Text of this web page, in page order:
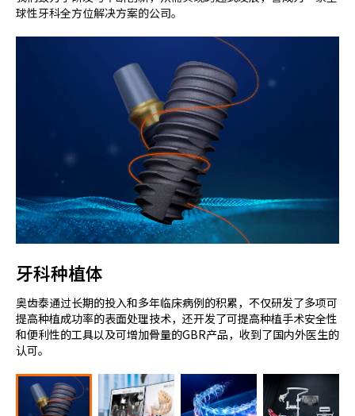
球性牙科全方位解决方案的公司。
牙科种植体
奥齿泰通过长期的投入和多年临床病例的积累，不仅研发了多项可
提高种植成功率的表面处理技术，还开发了可提高种植手术安全性
和便利性的工具以及可增加骨量的GBR产品，收到了国内外医生的
认可。